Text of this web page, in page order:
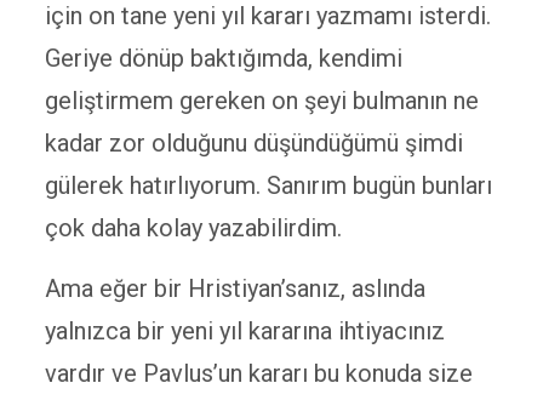
için on tane yeni yıl kararı yazmamı isterdi.
Geriye dönüp baktığımda, kendimi
geliştirmem gereken on şeyi bulmanın ne
kadar zor olduğunu düşündüğümü şimdi
gülerek hatırlıyorum. Sanırım bugün bunları
çok daha kolay yazabilirdim.
Ama eğer bir Hristiyan’sanız, aslında
yalnızca bir yeni yıl kararına ihtiyacınız
vardır ve Pavlus’un kararı bu konuda size